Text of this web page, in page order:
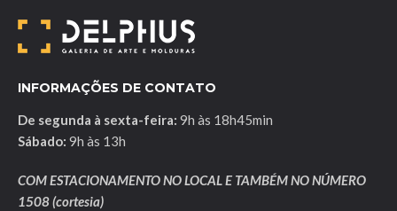
INFORMAÇÕES DE CONTATO
De segunda à sexta-feira: 9h às 18h45min
Sábado: 9h às 13h
COM ESTACIONAMENTO NO LOCAL E TAMBÉM NO NÚMERO
1508 (cortesia)